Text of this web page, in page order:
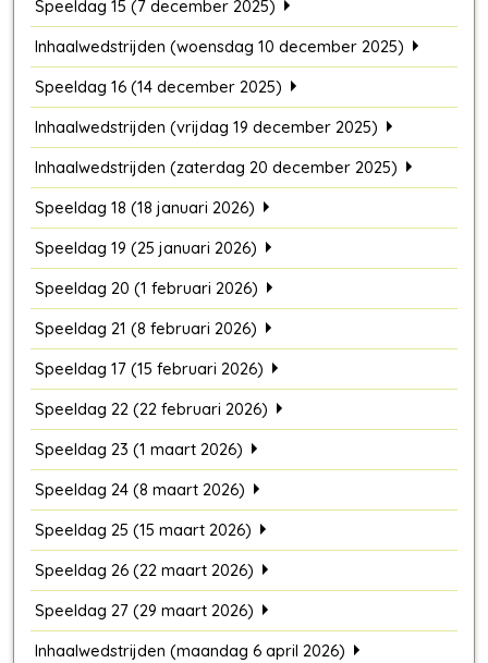
Speeldag 15 (7 december 2025)
Inhaalwedstrijden (woensdag 10 december 2025)
Speeldag 16 (14 december 2025)
Inhaalwedstrijden (vrijdag 19 december 2025)
Inhaalwedstrijden (zaterdag 20 december 2025)
Speeldag 18 (18 januari 2026)
Speeldag 19 (25 januari 2026)
Speeldag 20 (1 februari 2026)
Speeldag 21 (8 februari 2026)
Speeldag 17 (15 februari 2026)
Speeldag 22 (22 februari 2026)
Speeldag 23 (1 maart 2026)
Speeldag 24 (8 maart 2026)
Speeldag 25 (15 maart 2026)
Speeldag 26 (22 maart 2026)
Speeldag 27 (29 maart 2026)
Inhaalwedstrijden (maandag 6 april 2026)